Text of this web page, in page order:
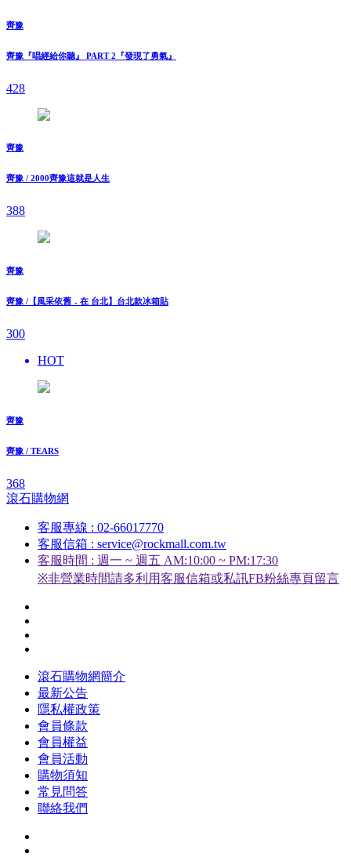
齊豫
齊豫『唱經給你聽』 PART 2『發現了勇氣』
428
齊豫
齊豫 / 2000齊豫這就是人生
388
齊豫
齊豫 /【風采依舊．在 台北】台北款冰箱貼
300
HOT
齊豫
齊豫 / TEARS
368
滾石購物網
客服專線 : 02-66017770
客服信箱 : service@rockmall.com.tw
客服時間 : 週一 ~ 週五 AM:10:00 ~ PM:17:30
※非營業時間請多利用客服信箱或私訊FB粉絲專頁留言
滾石購物網簡介
最新公告
隱私權政策
會員條款
會員權益
會員活動
購物須知
常見問答
聯絡我們